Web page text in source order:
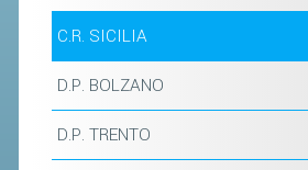
C.R. SICILIA
D.P. BOLZANO
D.P. TRENTO
STAFF TECNICO